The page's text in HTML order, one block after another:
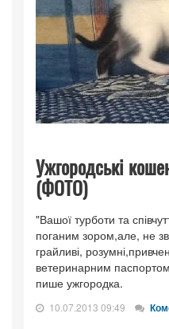
Ужгородські
(ФОТО)
"Вашої турботи та
поганим зором,але, не
грайливі,
ветеринарним
пише ужгородка.
10.07.2013 09:49